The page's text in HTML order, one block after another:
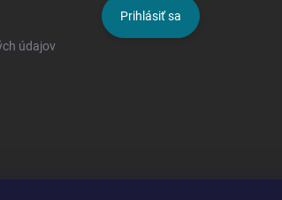
údajov
Prihlásiť sa